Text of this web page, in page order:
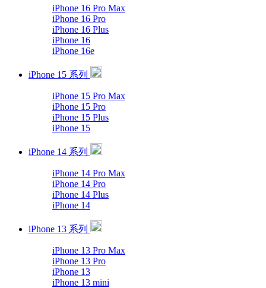
iPhone 16 Pro Max
iPhone 16 Pro
iPhone 16 Plus
iPhone 16
iPhone 16e
iPhone 15 系列
iPhone 15 Pro Max
iPhone 15 Pro
iPhone 15 Plus
iPhone 15
iPhone 14 系列
iPhone 14 Pro Max
iPhone 14 Pro
iPhone 14 Plus
iPhone 14
iPhone 13 系列
iPhone 13 Pro Max
iPhone 13 Pro
iPhone 13
iPhone 13 mini